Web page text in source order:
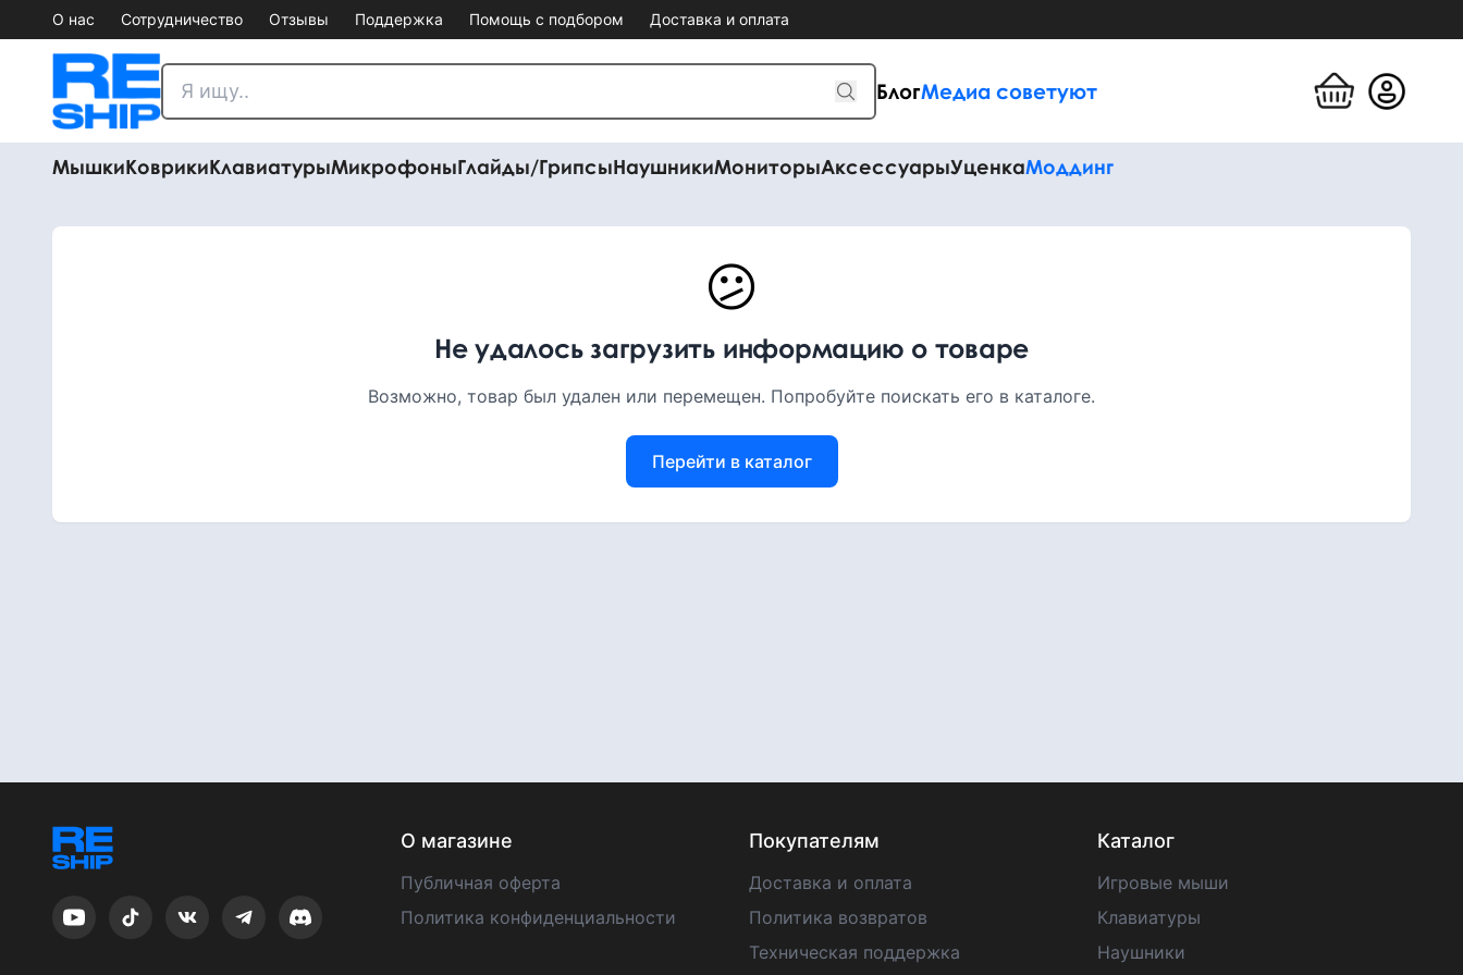
О нас Сотрудничество Отзывы Поддержка Помощь с подбором Доставка и оплата
БлогМедиа советуют
МышкиКоврикиКлавиатурыМикрофоныГлайды/ГрипсыНаушникиМониторыАксессуарыУценкаМоддинг
😕
Не удалось загрузить информацию о товаре
Возможно, товар был удален или перемещен. Попробуйте поискать его в каталоге.
Перейти в каталог
О магазине
Публичная оферта
Политика конфиденциальности
Покупателям
Доставка и оплата
Политика возвратов
Техническая поддержка
Каталог
Игровые мыши
Клавиатуры
Наушники